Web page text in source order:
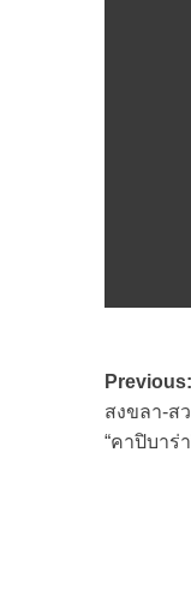
Post
Previous:
สงขลา-ส
“คาปิบาร่